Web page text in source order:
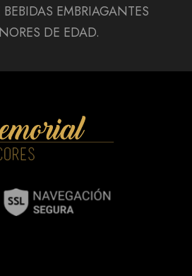
EMBRIAGANTES
DE EDAD.